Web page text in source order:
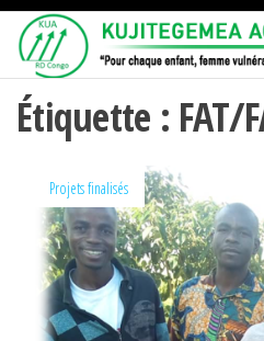
Passer
contenu
Étiquette : FAT/
Projets finalisés